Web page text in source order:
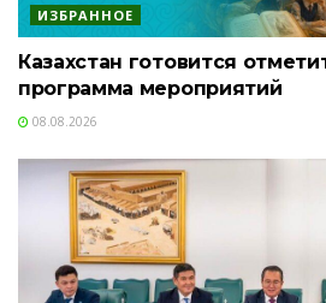
ИЗБРАННОЕ
Казахстан готовится
программа мероприятий
08.08.2026